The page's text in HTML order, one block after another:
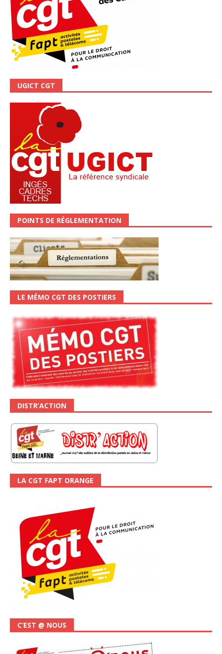
UGICT CGT
POINTS DE RÉGLEMENTATION
LE MÉMO CGT DES POSTIERS
DISTR’ACTION
LA CGT FAPT ORANGE
C’EST @ NOUS